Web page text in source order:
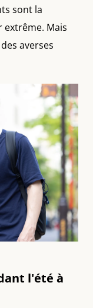
sont la
Mais
averses
l'été à